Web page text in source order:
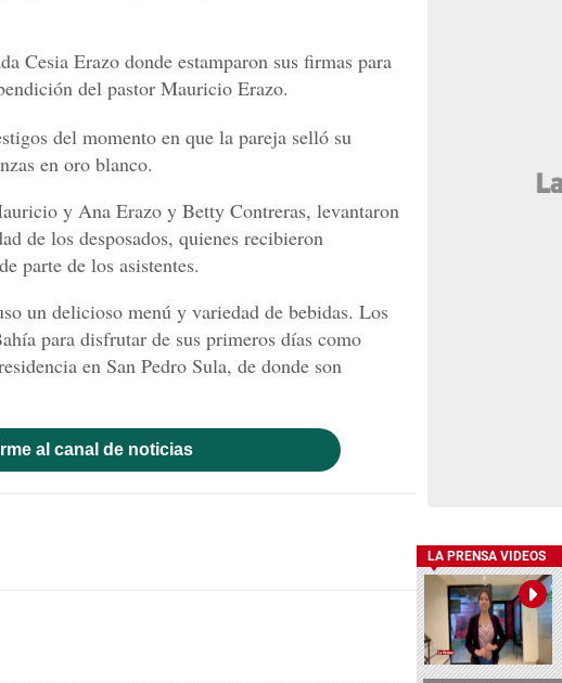
Cesia Erazo donde estamparon sus firmas para
del pastor Mauricio Erazo.
del momento en que la pareja selló su
en oro blanco.
y Ana Erazo y Betty Contreras, levantaron
de los desposados, quienes recibieron
parte de los asistentes.
un delicioso menú y variedad de bebidas. Los
para disfrutar de sus primeros días como
en San Pedro Sula, de donde son
al canal de noticias
LA PRENSA VIDEOS